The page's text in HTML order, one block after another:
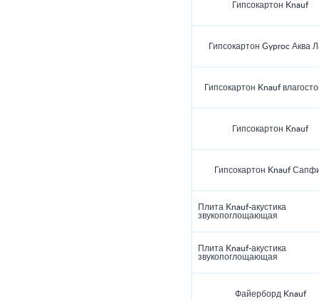
Гипсокартон Knauf
Гипсокартон Gyproc Аква
Гипсокартон Knauf
Гипсокартон Knauf
Гипсокартон Knauf
Плита Knauf-акустика
звукопоглощающая
Плита Knauf-акустика
звукопоглощающая
Файерборд Knauf